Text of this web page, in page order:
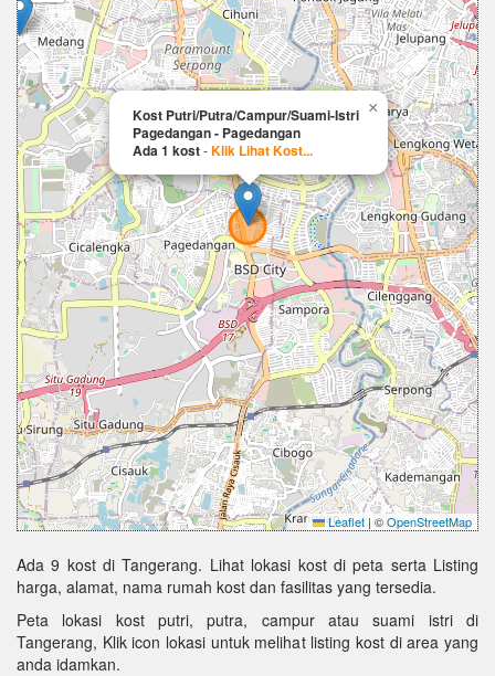
Kost Putri/Putra/Campur/Suami-Istri
Pagedangan - Pagedangan
Ada 1 kost-Klik Lihat Kost...
×
Leaflet | ©OpenStreetMap
Ada 9 kost di Tangerang. Lihat lokasi kost di peta serta Listing
harga, alamat, nama rumah kost dan fasilitas yang tersedia.
Peta lokasi kost putri, putra, campur atau suami istri di
Tangerang, Klik icon lokasi untuk melihat listing kost di area yang
anda idamkan.